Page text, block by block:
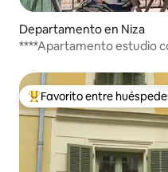
Departamento en Niza
****Apartamento estudio
De los mejores en
Favorito entre